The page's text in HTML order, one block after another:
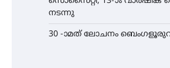
നടന്നു
30 -ാമത് ലോചനം